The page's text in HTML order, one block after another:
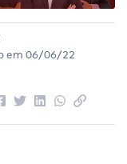
em 06/06/22